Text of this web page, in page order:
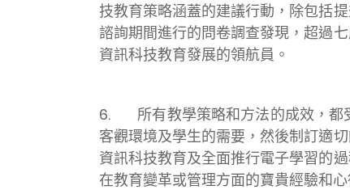
技教育策略涵蓋的建議行動，除包括
諮詢期間進行的問卷調查發現，超過
資訊科技教育發展的領航員。
6. 所有教學策略和方法的成效，都
客觀環境及學生的需要，然後制訂適
資訊科技教育及全面推行電子學習的
在教育變革或管理方面的寶貴經驗和